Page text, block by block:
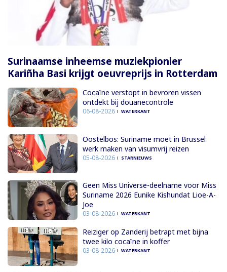
Surinaamse inheemse muziekpionier
Kariñha Basi krijgt oeuvreprijs in Rotterdam
Cocaïne verstopt in bevroren vissen
ontdekt bij douanecontrole
06-08-2026 WATERKANT
Oostelbos: Suriname moet in Brussel
werk maken van visumvrij reizen
05-08-2026 STARNIEUWS
Geen Miss Universe-deelname voor Miss
Suriname 2026 Eunike Kishundat Lioe-A-
Joe
03-08-2026 WATERKANT
Reiziger op Zanderij betrapt met bijna
twee kilo cocaïne in koffer
03-08-2026 WATERKANT